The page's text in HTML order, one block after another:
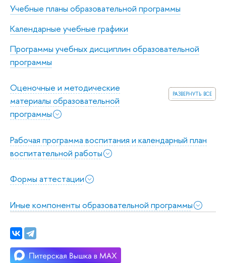
Учебные планы образовательной программы
Календарные учебные графики
Программы учебных дисциплин образовательной
программы
развернуть все
Оценочные и методические
материалы образовательной
программы
Рабочая программа воспитания и календарный план
воспитательной работы
Формы аттестации
Иные компоненты образовательной программы